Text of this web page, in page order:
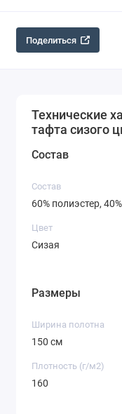
Поделиться
Технические
тафта сизого
Состав
Состав
60% полиэстер,
Цвет
Сизая
Размеры
Ширина полотна
150 см
Плотность (г/м2)
160